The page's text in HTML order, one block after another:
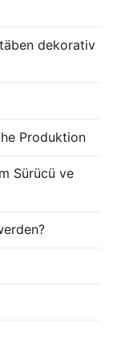
dekorativ
Produktion
Sürücü ve